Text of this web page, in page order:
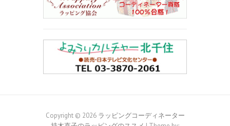
Copyright © 2026 ラッピングコーディネーター